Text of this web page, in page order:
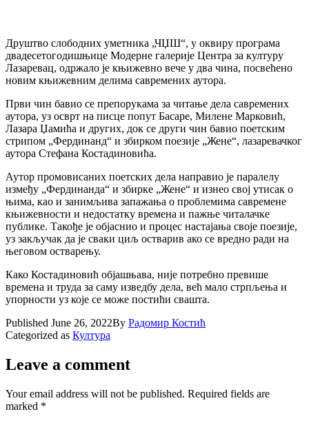
Друштво слободних уметника „ЧЏШ“, у оквиру програма
двадесетогодишњице Модерне галерије Центра за културу
Лазаревац, одржало је књижевно вече у два чина, посвећено
новим књижевним делима савремених аутора.
Први чин бавио се препорукама за читање дела савремених
аутора, уз осврт на писце попут Басаре, Милене Марковић,
Лазара Џамића и других, док се други чин бавио поетским
стрипом „Фердинанд“ и збирком поезије „Жене“, лазаревачког
аутора Стефана Костадиновића.
Аутор промовисаних поетских дела направио је паралелу
између „Фердинанда“ и збирке „Жене“ и изнео свој утисак о
њима, као и занимљива запажања о проблемима савремене
књижевности и недостатку времена и пажње читалачке
публике. Такође је објаснио и процес настајања своје поезије,
уз закључак да је сваки циљ остварив ако се вредно ради на
његовом остварењу.
Како Костадиновић објашњава, није потребно превише
времена и труда за саму изведбу дела, већ мало стрпљења и
упорности уз које се може постићи свашта.
Published June 26, 2022By Радомир Костић
Categorized as Култура
Leave a comment
Your email address will not be published. Required fields are
marked *